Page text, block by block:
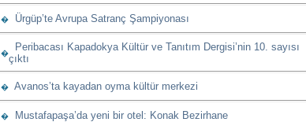
� Ürgüp’te Avrupa Satranç Şampiyonası
�
Peribacası Kapadokya Kültür ve Tanıtım Dergisi’nin 10. sayısı
çıktı
� Avanos’ta kayadan oyma kültür merkezi
� Mustafapaşa’da yeni bir otel: Konak Bezirhane